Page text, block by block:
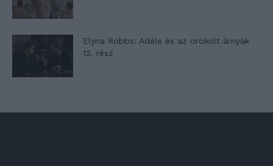
Elyna Robbs: Adéle és az örökölt árnyak
12. rész